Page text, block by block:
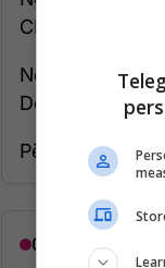
CENTCOM në
Ndërkohë ka
Donald Trump.
Për të lexuar
07/05/2026 •